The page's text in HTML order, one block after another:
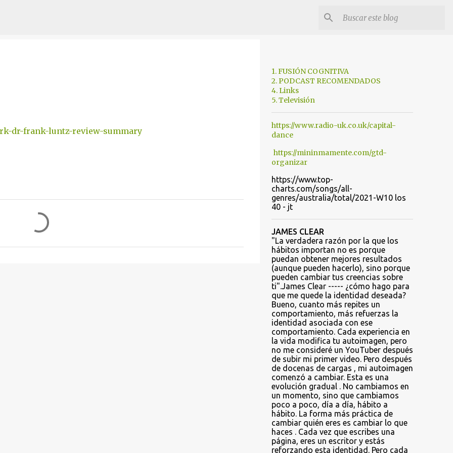
dr-frank-luntz-review-summary
1. FUSIÓN COGNITIVA
2. PODCAST RECOMENDADOS
4. Links
5. Televisión
https://www.radio-uk.co.uk/capital-
dance
https://mininmamente.com/gtd-
organizar
https://www.top-
charts.com/songs/all-
genres/australia/total/2021-W10 los
40 - jt
JAMES CLEAR
"La verdadera razón por la que los
hábitos importan no es porque
puedan obtener mejores resultados
(aunque pueden hacerlo), sino porque
pueden cambiar tus creencias sobre
ti".James Clear ----- ¿cómo hago para
que me quede la identidad deseada?
Bueno, cuanto más repites un
comportamiento, más refuerzas la
identidad asociada con ese
comportamiento. Cada experiencia en
la vida modifica tu autoimagen, pero
no me consideré un YouTuber después
de subir mi primer video. Pero después
de docenas de cargas , mi autoimagen
comenzó a cambiar. Esta es una
evolución gradual . No cambiamos en
un momento, sino que cambiamos
poco a poco, día a día, hábito a
hábito. La forma más práctica de
cambiar quién eres es cambiar lo que
haces . Cada vez que escribes una
página, eres un escritor y estás
reforzando esta identidad. Pero cada